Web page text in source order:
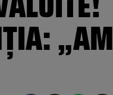
„AM